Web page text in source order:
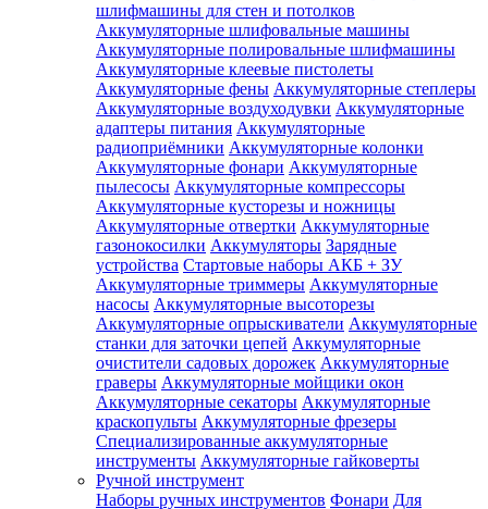
шлифмашины для стен и потолков
Аккумуляторные шлифовальные машины
Аккумуляторные полировальные шлифмашины
Аккумуляторные клеевые пистолеты
Аккумуляторные фены Аккумуляторные степлеры
Аккумуляторные воздуходувки Аккумуляторные
адаптеры питания Аккумуляторные
радиоприёмники Аккумуляторные колонки
Аккумуляторные фонари Аккумуляторные
пылесосы Аккумуляторные компрессоры
Аккумуляторные кусторезы и ножницы
Аккумуляторные отвертки Аккумуляторные
газонокосилки Аккумуляторы Зарядные
устройства Стартовые наборы АКБ + ЗУ
Аккумуляторные триммеры Аккумуляторные
насосы Аккумуляторные высоторезы
Аккумуляторные опрыскиватели Аккумуляторные
станки для заточки цепей Аккумуляторные
очистители садовых дорожек Аккумуляторные
граверы Аккумуляторные мойщики окон
Аккумуляторные секаторы Аккумуляторные
краскопульты Аккумуляторные фрезеры
Специализированные аккумуляторные
инструменты Аккумуляторные гайковерты
Ручной инструмент
Наборы ручных инструментов Фонари Для